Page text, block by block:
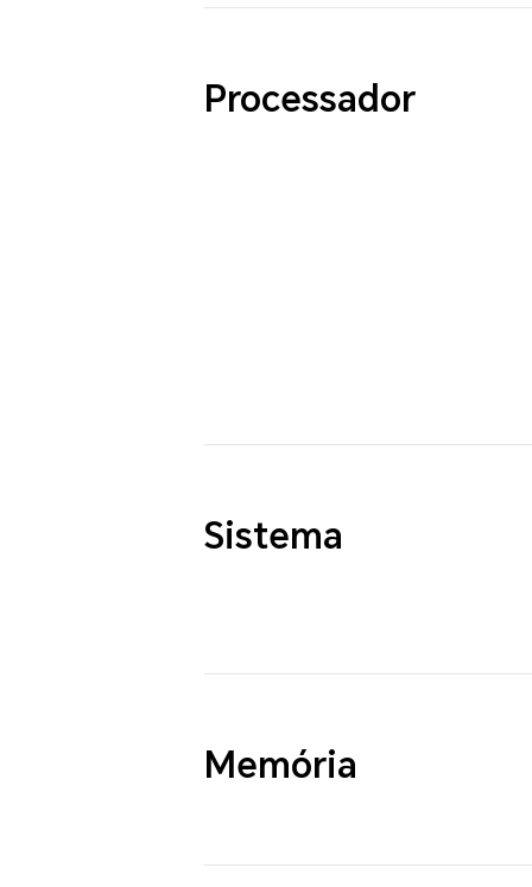
Processador
Sistema
Memória